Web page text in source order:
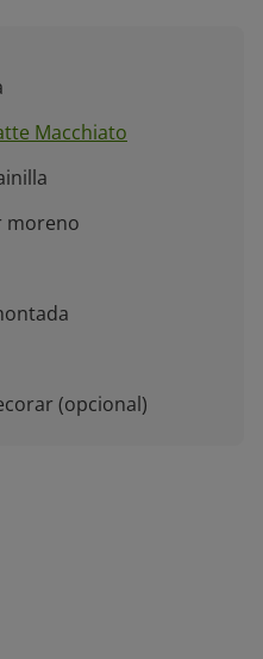
Macchiato
moreno
(opcional)